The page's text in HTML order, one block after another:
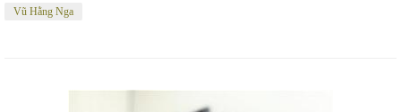
Vũ Hằng Nga